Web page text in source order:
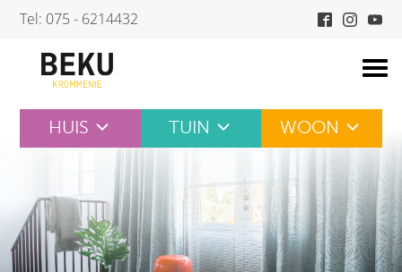
Skip
content
Tel: 075 - 6214432
HUIS TUIN WOON